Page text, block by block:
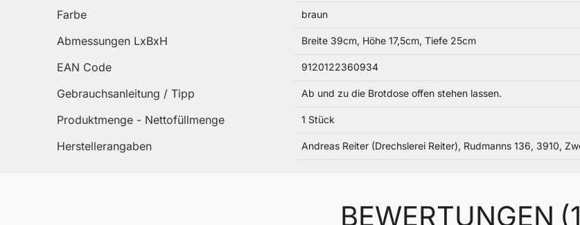
Farbe braun
Abmessungen LxBxH Breite 39cm, Höhe 17,5cm, Tiefe 25cm
EAN Code 9120122360934
Gebrauchsanleitung / Tipp Ab und zu die Brotdose offen stehen lassen.
Produktmenge - Nettofüllmenge 1 Stück
Herstellerangaben Andreas Reiter (Drechslerei Reiter), Rudmanns 136, 3910,
BEWERTUNGEN 1